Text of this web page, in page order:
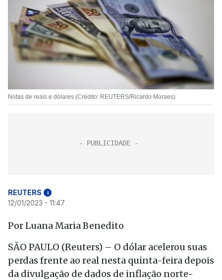
Notas de reais e dólares (Crédito: REUTERS/Ricardo Moraes)
REUTERS i
12/01/2023 - 11:47
Por Luana Maria Benedito
SÃO PAULO (Reuters) – O dólar acelerou suas
perdas frente ao real nesta quinta-feira depois
da divulgação de dados de inflação norte-